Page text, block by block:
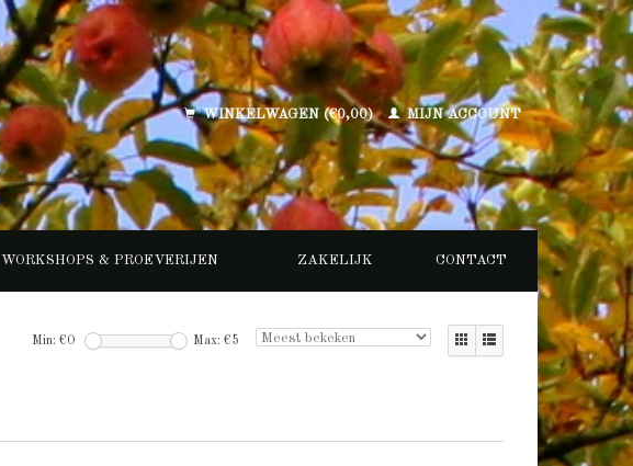
WINKELWAGEN (€0,00) MIJN ACCOUNT
WORKSHOPS & PROEVERIJEN ZAKELIJK CONTACT
Min: €0 Max: €5